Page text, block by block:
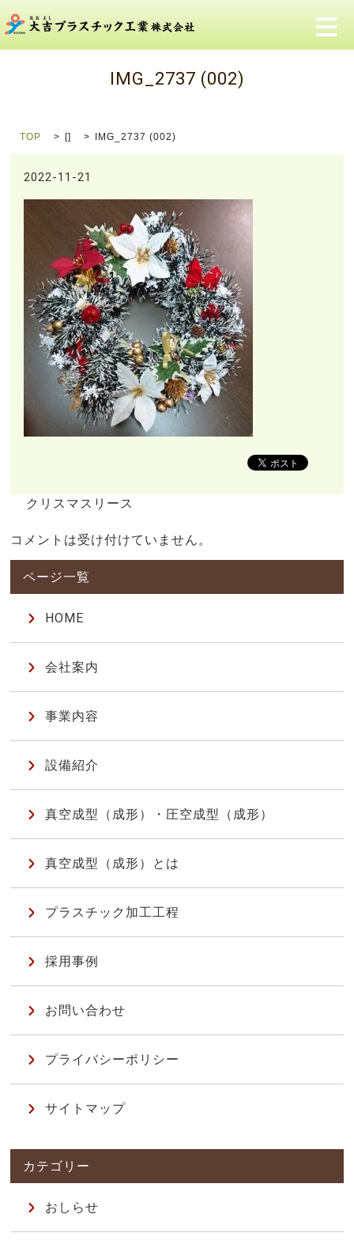
メ
IMG_2737 (002)
TOP [] IMG_2737 (002)
2022-11-21
クリスマスリース
コメントは受け付けていません。
HOME
会社案内
事業内容
設備紹介
真空成型（成形）・圧空成型（成形）
真空成型（成形）とは
プラスチック加工工程
採用事例
お問い合わせ
プライバシーポリシー
サイトマップ
おしらせ